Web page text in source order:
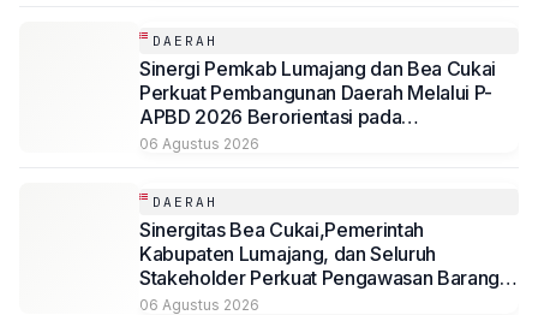
DAERAH
Sinergi Pemkab Lumajang dan Bea Cukai
Perkuat Pembangunan Daerah Melalui P-
APBD 2026 Berorientasi pada
Kesejahteraan Masyarakat
06 Agustus 2026
DAERAH
Sinergitas Bea Cukai,Pemerintah
Kabupaten Lumajang, dan Seluruh
Stakeholder Perkuat Pengawasan Barang
Kena Cukai Ilegal Melalui Pemanfaatan
06 Agustus 2026